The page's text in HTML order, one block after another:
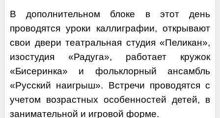
В дополнительном блоке в этот день
проводятся уроки каллиграфии, открывают
свои двери театральная студия «Пеликан»,
изостудия «Радуга», работает кружок
«Бисеринка» и фольклорный ансамбль
«Русский наигрыш». Встречи проводятся с
учетом возрастных особенностей детей, в
занимательной и игровой форме.